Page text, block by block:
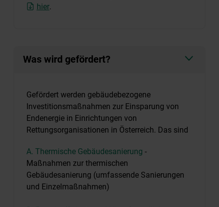
hier.
Was wird gefördert?
Gefördert werden gebäudebezogene
Investitionsmaßnahmen zur Einsparung von
Endenergie in Einrichtungen von
Rettungsorganisationen in Österreich. Das sind
A. Thermische Gebäudesanierung -
Maßnahmen zur thermischen
Gebäudesanierung (umfassende Sanierungen
und Einzelmaßnahmen)